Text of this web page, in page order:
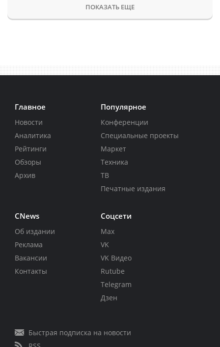
ПОКАЗАТЬ ЕЩЕ
Главное
Новости
Аналитика
Рейтинги
Обзоры
Архив
Популярное
Конференции
Специальные проекты
Маркет
Техника
ТВ
Печатные издания
CNews
Об издании
Реклама
Вакансии
Контакты
Соцсети
Max
VK
VK Видео
Rutube
Telegram
Дзен
Быстрая подписка на новости